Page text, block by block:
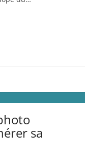
sa